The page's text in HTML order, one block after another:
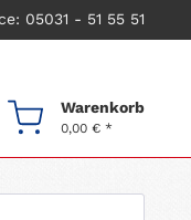
05031 - 51 55 51
Warenkorb
0,00 € *